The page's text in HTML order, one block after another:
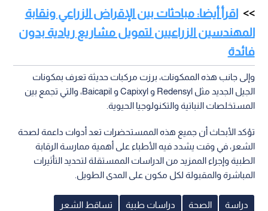
اقرأ أيضا: مباحثات بين الإقراض الزراعي ونقابة
المهندسين الزراعيين لتمويل مشاريع ريادية بدون
فائدة
وإلى جانب هذه الممكونات، برزت مركبات حديثة تعرف بمكونات
الجيل الجديد مثل Redensyl و Capixyl و Baicapil، والتي تجمع بين
المستخلصات النباتية والتكنولوجيا الحيوية.
تؤكد الأبحاث أن جميع هذه الممستحضرات تعد أدوات داعمة لصحة
الشعر، في وقت يشدد فيه الأطباء على أهمية ممارسة الرقابة
الطبية وإجراء الممزيد من الدراسات الممستقلة لتحديد التأثيرات
المباشرة والمقبولة لكل مكون على المدى الطويل.
دراسة الصحة دراسات طبية تساقط الشعر